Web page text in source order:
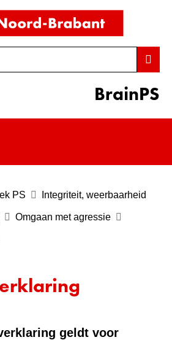
Ga
de
inhoud
BrainPS
PS Integriteit, weerbaarheid
Omgaan met agressie
geldt voor